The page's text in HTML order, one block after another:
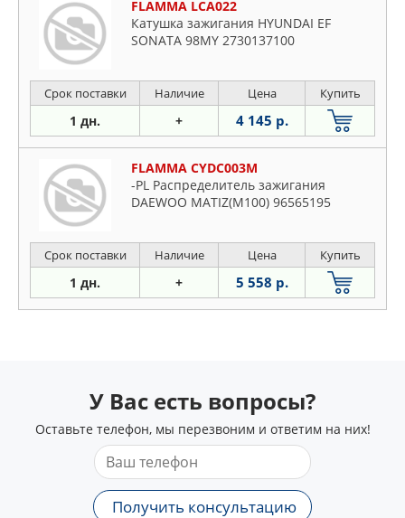
FLAMMA LCA022
Катушка зажигания HYUNDAI EF
SONATA 98MY 2730137100
Срок поставки Наличие Цена Купить
1 дн. + 4 145 р.
FLAMMA CYDC003M
-PL Распределитель зажигания
DAEWOO MATIZ(M100) 96565195
Срок поставки Наличие Цена Купить
1 дн. + 5 558 р.
У Вас есть вопросы?
Оставьте телефон, мы перезвоним и ответим на них!
Получить консультацию